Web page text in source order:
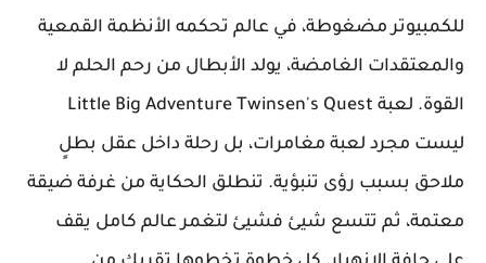
للكمبيوتر مضغوطة، في عالم تحكمه الأنظمة القمعية
والمعتقدات الغامضة، يولد الأبطال من رحم الحلم لا
القوة. لعبة Little Big Adventure Twinsen's Quest
ليست مجرد لعبة مغامرات، بل رحلة داخل عقل بطلٍ
ملاحق بسبب رؤى تنبؤية. تنطلق الحكاية من غرفة ضيقة
معتمة، ثم تتسع شيئ فشيئ لتغمر عالم كامل يقف